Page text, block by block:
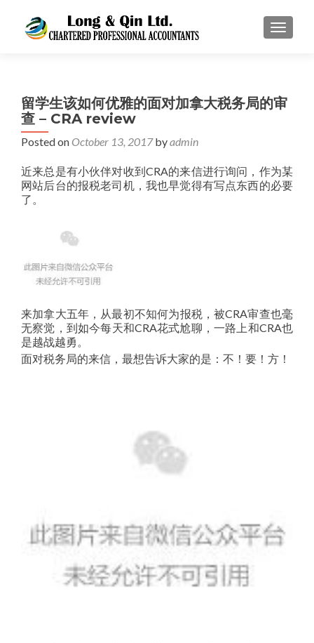
留学生该如何优雅的面对加拿大税务局的审
查 – CRA review
Posted on October 13, 2017byadmin
近来总是有小伙伴对收到CRA的来信进行询问，作为某
网站后台的报税老司机，我也早觉得有写点东西的必要
了。
来加拿大五年，从最初不知何为报税，被CRA审查也毫
无察觉，到如今每天和CRA花式尬聊，一路上和CRA也
是越战越勇。
面对税务局的来信，最想告诉大家的是：不！要！方！